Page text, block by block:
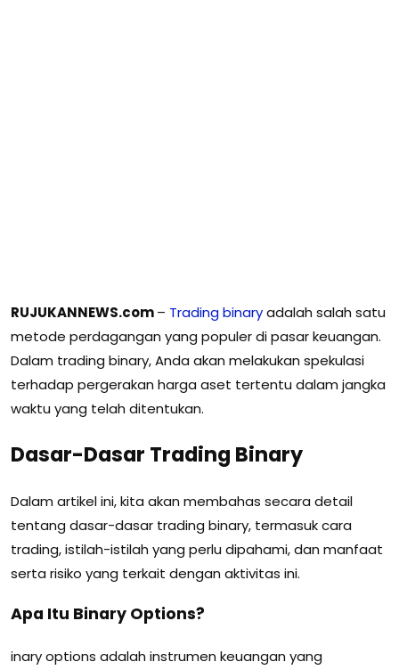
RUJUKANNEWS.com– Trading binaryadalah salah satu
metode perdagangan yang populer di pasar keuangan.
Dalam trading binary, Anda akan melakukan spekulasi
terhadap pergerakan harga aset tertentu dalam jangka
waktu yang telah ditentukan.
Dasar-Dasar Trading Binary
Dalam artikel ini, kita akan membahas secara detail
tentang dasar-dasar trading binary, termasuk cara
trading, istilah-istilah yang perlu dipahami, dan manfaat
serta risiko yang terkait dengan aktivitas ini.
Apa Itu Binary Options?
inary options adalah instrumen keuangan yang